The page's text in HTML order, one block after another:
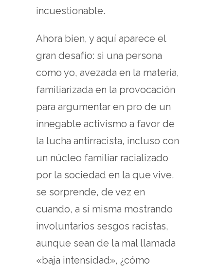
incuestionable.
Ahora bien, y aquí aparece el
gran desafío: si una persona
como yo, avezada en la materia,
familiarizada en la provocación
para argumentar en pro de un
innegable activismo a favor de
la lucha antirracista, incluso con
un núcleo familiar racializado
por la sociedad en la que vive,
se sorprende, de vez en
cuando, a sí misma mostrando
involuntarios sesgos racistas,
aunque sean de la mal llamada
«baja intensidad», ¿cómo